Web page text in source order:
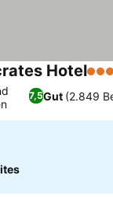
Hotel4
7,5Gut (2.849